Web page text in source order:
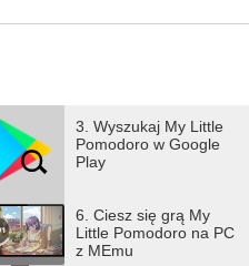
przerw, a im bardziej się
przerwę
które zwiększają twoje
3. Wyszukaj My Little
Pomodoro w Google
Play
6. Ciesz się grą My
Little Pomodoro na PC
z MEmu